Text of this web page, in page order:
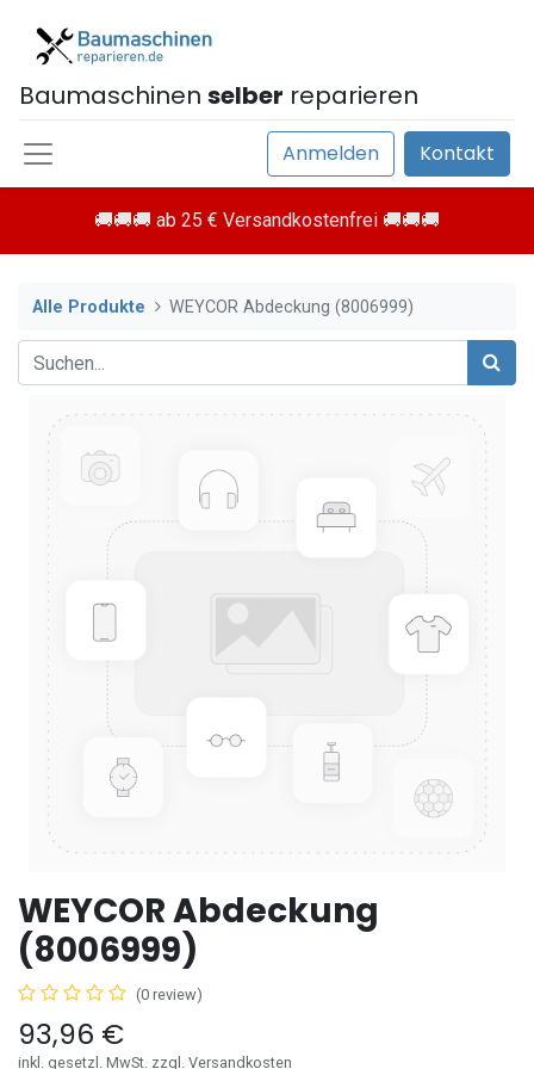
Baumaschinen selber reparieren
Anmelden Kontakt
🚚🚚🚚 ab 25 € Versandkostenfrei 🚚🚚🚚
Alle Produkte WEYCOR Abdeckung (8006999)
WEYCOR Abdeckung
(8006999)
(0 review)
93,96 €
inkl. gesetzl. MwSt. zzgl. Versandkosten